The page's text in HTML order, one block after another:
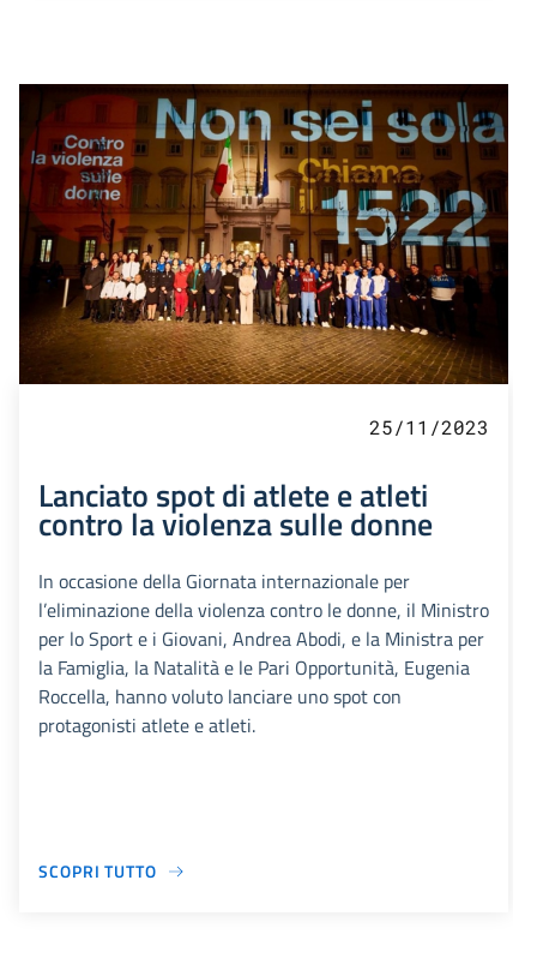
25/11/2023
Lanciato spot di atlete e atleti
contro la violenza sulle donne
In occasione della Giornata internazionale per
l’eliminazione della violenza contro le donne, il Ministro
per lo Sport e i Giovani, Andrea Abodi, e la Ministra per
la Famiglia, la Natalità e le Pari Opportunità, Eugenia
Roccella, hanno voluto lanciare uno spot con
protagonisti atlete e atleti.
SCOPRI TUTTO